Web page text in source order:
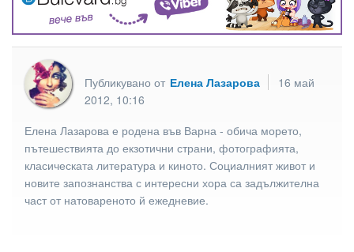
Публикувано от Елена Лазарова
16 май
2012, 10:16
Елена Лазарова е родена във Варна - обича морето,
пътешествията до екзотични страни, фотографията,
класическата литература и киното. Социалният живот и
новите запознанства с интересни хора са задължителна
част от натовареното й ежедневие.